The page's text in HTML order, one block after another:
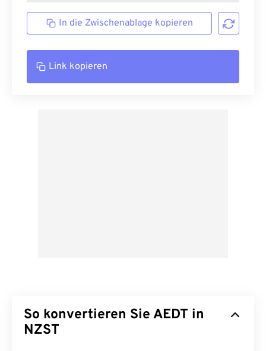
In die Zwischenablage kopieren
Link kopieren
So konvertieren Sie AEDT in
NZST